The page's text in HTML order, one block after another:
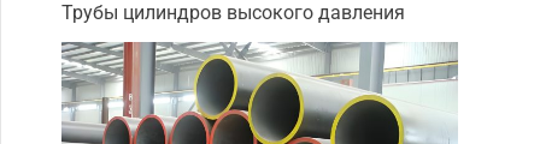
Трубы цилиндров высокого давления